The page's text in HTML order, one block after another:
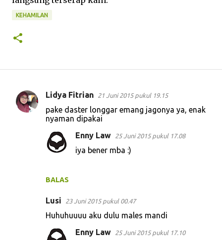
KEHAMILAN
K
Lidya Fitrian 21 Juni 2015 pukul 19.15
pake daster longgar emang jagonya ya, enak
nyaman dipakai
BALAS
Enny Law 25 Juni 2015 pukul 17.08
iya bener mba :)
Lusi 23 Juni 2015 pukul 00.47
Huhuhuuuu aku dulu males mandi
Enny Law 25 Juni 2015 pukul 17.10